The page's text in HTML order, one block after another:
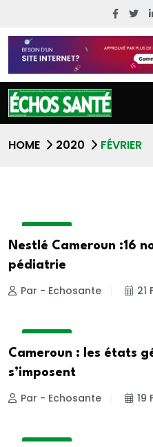
HOME 2020 FÉVRIER
Nestlé Cameroun :16
pédiatrie
Par - Echosante 21
Cameroun : les états
s’imposent
Par - Echosante 19